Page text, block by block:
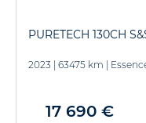
PURETECH 130CH
2023 63475 km
17 690 €